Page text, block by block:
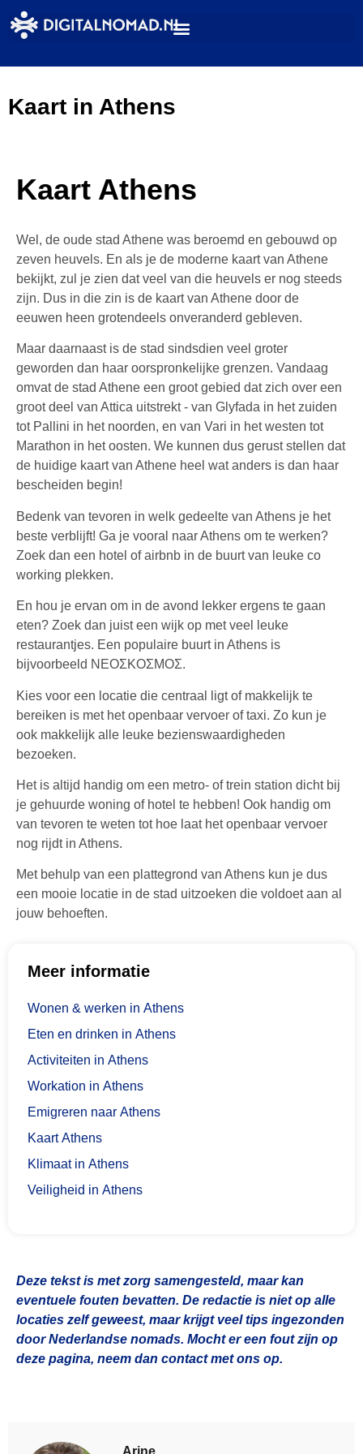
Kaart in Athens
Kaart Athens
Wel, de oude stad Athene was beroemd en gebouwd op
zeven heuvels. En als je de moderne kaart van Athene
bekijkt, zul je zien dat veel van die heuvels er nog steeds
zijn. Dus in die zin is de kaart van Athene door de
eeuwen heen grotendeels onveranderd gebleven.
Maar daarnaast is de stad sindsdien veel groter
geworden dan haar oorspronkelijke grenzen. Vandaag
omvat de stad Athene een groot gebied dat zich over een
groot deel van Attica uitstrekt - van Glyfada in het zuiden
tot Pallini in het noorden, en van Vari in het westen tot
Marathon in het oosten. We kunnen dus gerust stellen dat
de huidige kaart van Athene heel wat anders is dan haar
bescheiden begin!
Bedenk van tevoren in welk gedeelte van Athens je het
beste verblijft! Ga je vooral naar Athens om te werken?
Zoek dan een hotel of airbnb in de buurt van leuke co
working plekken.
En hou je ervan om in de avond lekker ergens te gaan
eten? Zoek dan juist een wijk op met veel leuke
restaurantjes. Een populaire buurt in Athens is
bijvoorbeeld NEOΣKOΣMOΣ.
Kies voor een locatie die centraal ligt of makkelijk te
bereiken is met het openbaar vervoer of taxi. Zo kun je
ook makkelijk alle leuke bezienswaardigheden
bezoeken.
Het is altijd handig om een metro- of trein station dicht bij
je gehuurde woning of hotel te hebben! Ook handig om
van tevoren te weten tot hoe laat het openbaar vervoer
nog rijdt in Athens.
Met behulp van een plattegrond van Athens kun je dus
een mooie locatie in de stad uitzoeken die voldoet aan al
jouw behoeften.
Meer informatie
Wonen & werken in Athens
Eten en drinken in Athens
Activiteiten in Athens
Workation in Athens
Emigreren naar Athens
Kaart Athens
Klimaat in Athens
Veiligheid in Athens
Deze tekst is met zorg samengesteld, maar kan
eventuele fouten bevatten. De redactie is niet op alle
locaties zelf geweest, maar krijgt veel tips ingezonden
door Nederlandse nomads. Mocht er een fout zijn op
deze pagina, neem dan contact met ons op.